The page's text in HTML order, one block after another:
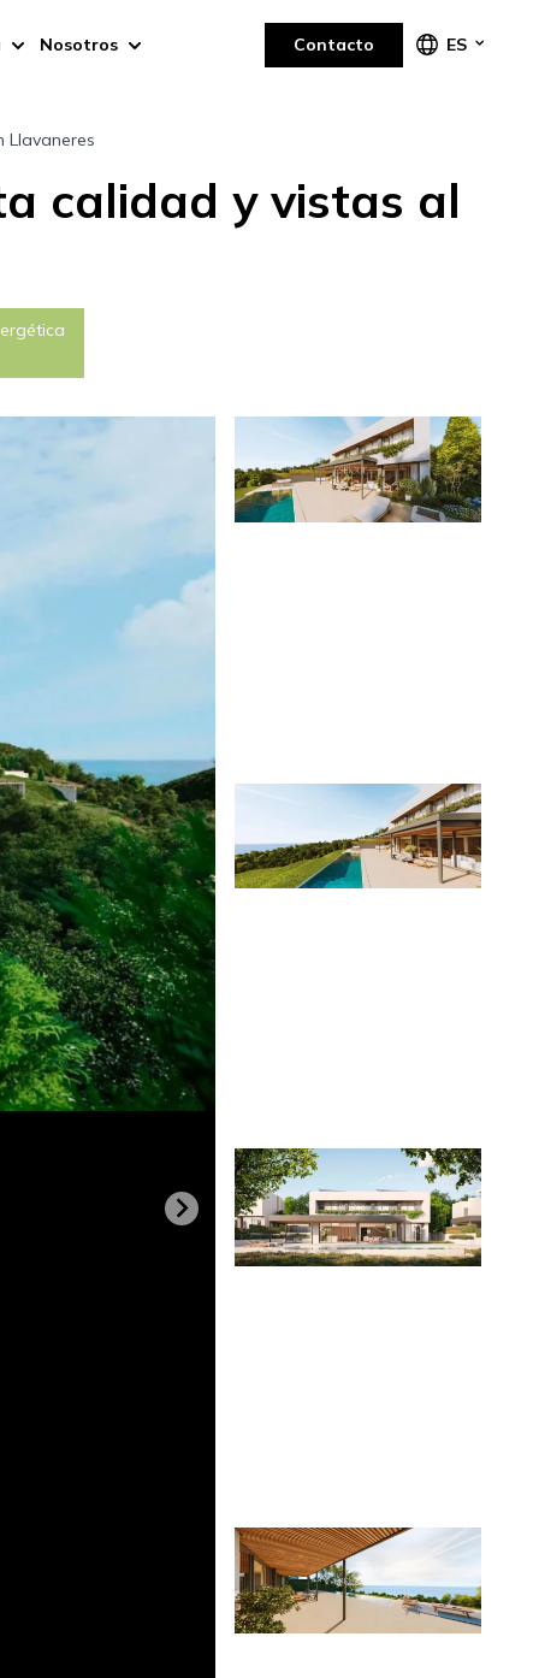
Nosotros Contacto ES
Llavaneres
calidad y vistas al